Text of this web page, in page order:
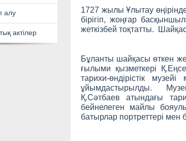
1727 жылы Ұлытау
бірігіп, жоңғар
жеткізбей тоқтатты.
Бұланты шайқасы өткен
ғылыми қызметкері
тарихи-өндірістік
ұйымдастырылды.
Қ.Сәтбаев атындағы
бейнелеген майлы
батырлар портреттері мен